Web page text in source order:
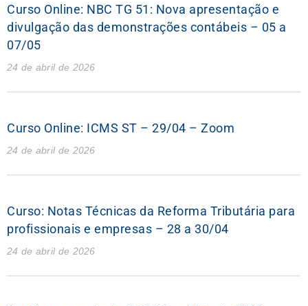
Curso Online: NBC TG 51: Nova apresentação e
divulgação das demonstrações contábeis – 05 a
07/05
24 de abril de 2026
Curso Online: ICMS ST – 29/04 – Zoom
24 de abril de 2026
Curso: Notas Técnicas da Reforma Tributária para
profissionais e empresas – 28 a 30/04
24 de abril de 2026